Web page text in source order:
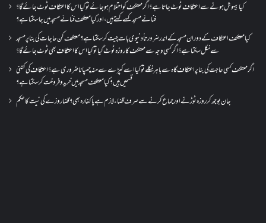
کیا بیہوش ہونے سے اعتکاف ٹوٹ جاتا ہے؟ اگر معتکف کو احتلام ہو جائے تو کیا اس کا اعتکاف ٹوٹ جائے گا؟
فنائے مسجد کسے کہتے ہیں ، اور کیا معتکف فنائے مسجد میں جا سکتا ہے؟
کیا معتکف اعتکاف کے دوران مسجد کے اندر ضرورتاً دنیوی بات چیت کر سکتا ہے؟معتکف کن حاجات کی بنا پر مسجد
سے نکل سکتا ہے؟ اگر کسی وجہ سے معتکف کا روزہ ٹوٹ گیا تو کیا اس کا اعتکاف بھی ٹوٹ جائے گا؟
اگر معتکف کسی حاجت کی بنا پر اعتکاف گاہ سے باہر نکلے تو کیا اسے کپڑے سے منہ چھپانا ضروری ہے؟اعتکاف کی کتنی
قسمیں ہیں؟کیا معتکف مسجد میں خرید و فروخت کر سکتا ہے؟
جان بوجھ کر روزہ ٹوڑنے اور جماع کرنے سے صرف قضاء لازم ہے یا کفارہ بھی؟ قضا روزے کی نیت کا حکم